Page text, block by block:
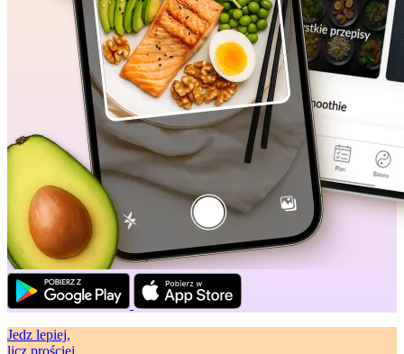
Jedz lepiej,
licz prościej